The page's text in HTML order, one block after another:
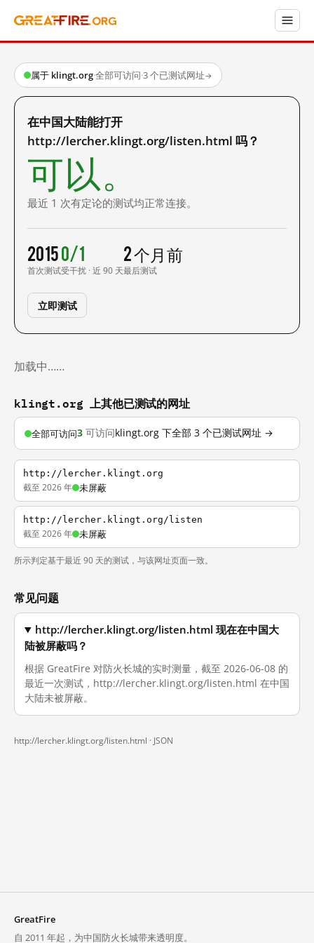
属于 klingt.org·全部可访问·3 个已测试网址→
在中国大陆能打开
http://lercher.klingt.org/listen.html 吗？
可以。
最近 1 次有定论的测试均正常连接。
2015
首次测试
0/1
受干扰 · 近 90 天
2 个月前
最后测试
立即测试
加载中……
klingt.org 上其他已测试的网址
全部可访问3 可访问klingt.org 下全部 3 个已测试网址 →
http://lercher.klingt.org
截至 2026 年 未屏蔽
http://lercher.klingt.org/listen
截至 2026 年 未屏蔽
所示判定基于最近 90 天的测试，与该网址页面一致。
常见问题
http://lercher.klingt.org/listen.html 现在在中国大
陆被屏蔽吗？
根据 GreatFire 对防火长城的实时测量，截至 2026-06-08 的
最近一次测试，http://lercher.klingt.org/listen.html 在中国
大陆未被屏蔽。
http://lercher.klingt.org/listen.html · JSON
GreatFire
自 2011 年起，为中国防火长城带来透明度。